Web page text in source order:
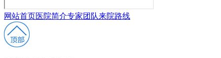
网站首页医院简介专家团队来院路线